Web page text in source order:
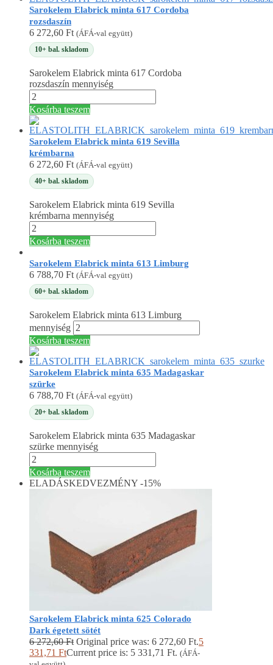
Sarokelem Elabrick minta 617 Cordoba
rozsdaszín
6 272,60 Ft (ÁFÁ-val együtt)
10+ bal. skladom
Sarokelem Elabrick minta 617 Cordoba
rozsdaszín mennyiség
Kosárba teszem
Sarokelem Elabrick minta 619 Sevilla
krémbarna
6 272,60 Ft (ÁFÁ-val együtt)
40+ bal. skladom
Sarokelem Elabrick minta 619 Sevilla
krémbarna mennyiség
Kosárba teszem
Sarokelem Elabrick minta 613 Limburg
6 788,70 Ft (ÁFÁ-val együtt)
60+ bal. skladom
Sarokelem Elabrick minta 613 Limburg
mennyiség
Kosárba teszem
Sarokelem Elabrick minta 635 Madagaskar
szürke
6 788,70 Ft (ÁFÁ-val együtt)
20+ bal. skladom
Sarokelem Elabrick minta 635 Madagaskar
szürke mennyiség
Kosárba teszem
ELADÁSKEDVEZMÉNY -15%
Sarokelem Elabrick minta 625 Colorado
Dark égetett sötét
6 272,60Ft Original price was: 6 272,60 Ft.5
331,71 FtCurrent price is: 5 331,71 Ft. (ÁFÁ-